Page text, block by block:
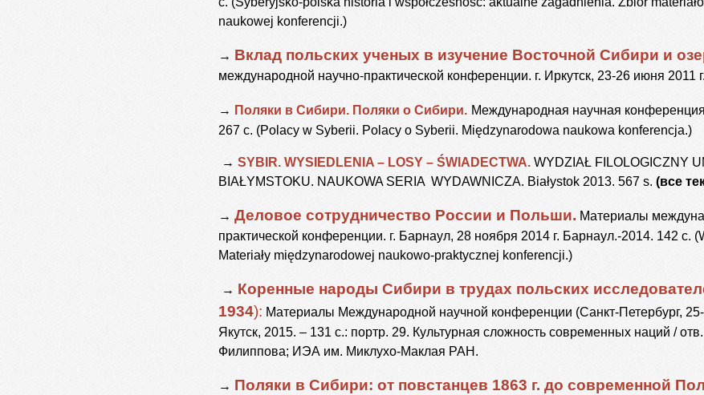
naukowej konferencji.)
→ Вклад польских ученых в изучение Восточной Сибири и
международной научно-практической конференции. г. Иркутск, 23-26 июня 2011 г.
→ Поляки в Сибири. Поляки о Сибири. Международная научная
267 с. (Polacy w Syberii. Polacy o Syberii. Międzynarodowa naukowa konferencja.)
→ SYBIR. WYSIEDLENIA – LOSY – ŚWIADECTWA. WYDZIAŁ FILOLOGICZNY
BIAŁYMSTOKU. NAUKOWA SERIA WYDAWNICZA. Białystok 2013. 567 s. (все
→ Деловое сотрудничество России и Польши. Материалы
практической конференции. г. Барнаул, 28 ноября 2014 г. Барнаул.-2014. 142 с.
Materiały międzynarodowej naukowo-praktycznej konferencji.)
→ Коренные народы Сибири в трудах польских
1934): Материалы Международной научной конференции (Санкт-Петербург, 25-
Якутск, 2015. – 131 с.: портр. 29. Культурная сложность современных наций /
Филиппова; ИЭА им. Миклухо-Маклая РАН.
→ Поляки в Сибири: от повстанцев 1863 г. до современной